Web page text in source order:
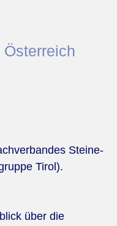
Steine-
Tirol).
über die